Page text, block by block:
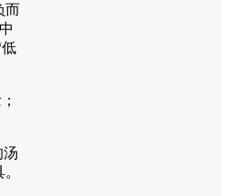
而
汤